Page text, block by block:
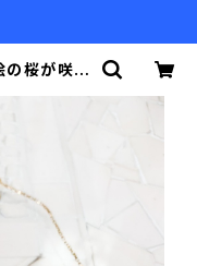
桜が咲く